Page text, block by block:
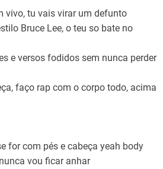
vivo, tu vais virar um defunto
Bruce Lee, o teu so bate no
e versos fodidos sem nunca perder
faço rap com o corpo todo, acima
for com pés e cabeça yeah body
vou ficar anhar